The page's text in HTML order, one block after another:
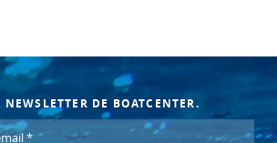
DE BOATCENTER.